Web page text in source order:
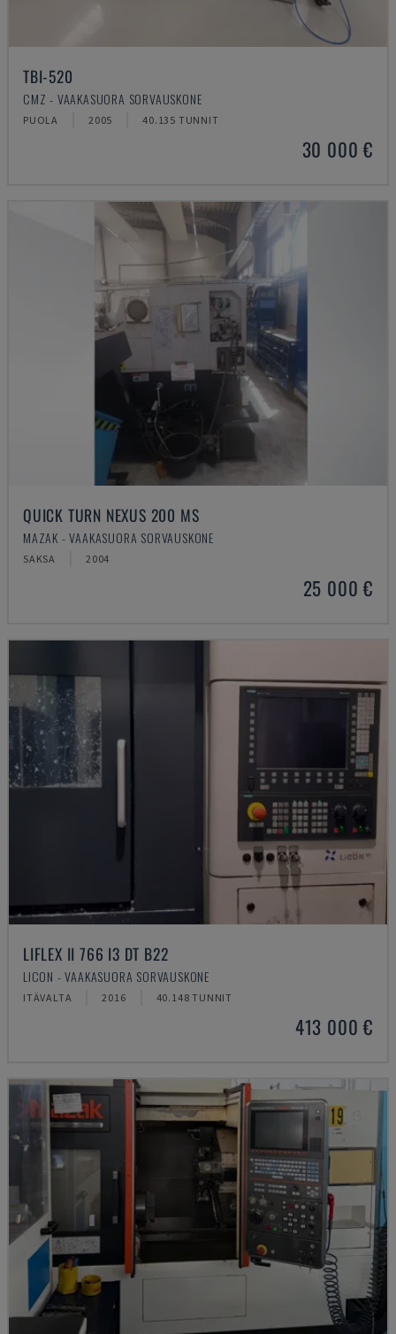
TBI-520
CMZ - VAAKASUORA SORVAUSKONE
PUOLA 2005 40.135 TUNNIT
30 000 €
QUICK TURN NEXUS 200 MS
MAZAK - VAAKASUORA SORVAUSKONE
SAKSA 2004
25 000 €
LIFLEX II 766 I3 DT B22
LICON - VAAKASUORA SORVAUSKONE
ITÄVALTA 2016 40.148 TUNNIT
413 000 €